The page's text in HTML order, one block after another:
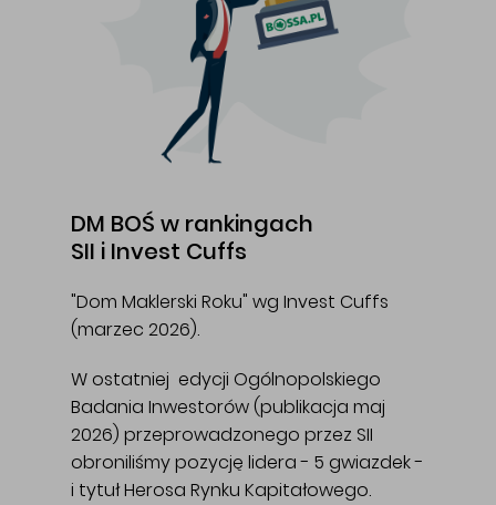
DM BOŚ w rankingach
SII i Invest Cuffs
"Dom Maklerski Roku" wg Invest Cuffs
(marzec 2026).
W ostatniej edycji Ogólnopolskiego
Badania Inwestorów (publikacja maj
2026) przeprowadzonego przez SII
obroniliśmy pozycję lidera - 5 gwiazdek -
i tytuł Herosa Rynku Kapitałowego.